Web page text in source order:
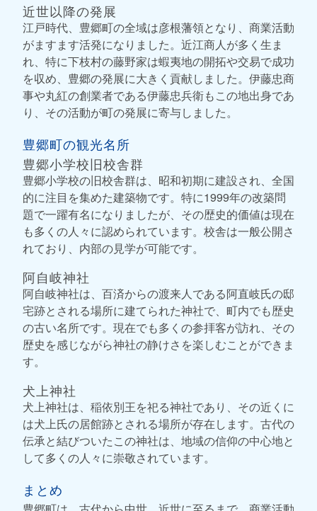
近世以降の発展
江戸時代、豊郷町の全域は彦根藩領となり、商業活動
がますます活発になりました。近江商人が多く生ま
れ、特に下枝村の藤野家は蝦夷地の開拓や交易で成功
を収め、豊郷の発展に大きく貢献しました。伊藤忠商
事や丸紅の創業者である伊藤忠兵衛もこの地出身であ
り、その活動が町の発展に寄与しました。
豊郷町の観光名所
豊郷小学校旧校舎群
豊郷小学校の旧校舎群は、昭和初期に建設され、全国
的に注目を集めた建築物です。特に1999年の改築問
題で一躍有名になりましたが、その歴史的価値は現在
も多くの人々に認められています。校舎は一般公開さ
れており、内部の見学が可能です。
阿自岐神社
阿自岐神社は、百済からの渡来人である阿直岐氏の邸
宅跡とされる場所に建てられた神社で、町内でも歴史
の古い名所です。現在でも多くの参拝客が訪れ、その
歴史を感じながら神社の静けさを楽しむことができま
す。
犬上神社
犬上神社は、稲依別王を祀る神社であり、その近くに
は犬上氏の居館跡とされる場所が存在します。古代の
伝承と結びついたこの神社は、地域の信仰の中心地と
して多くの人々に崇敬されています。
まとめ